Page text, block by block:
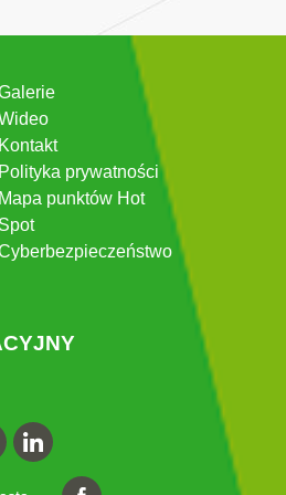
Kontakt
Polityka prywatności
Mapa punktów Hot
Spot